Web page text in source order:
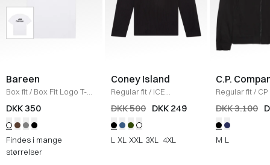
Bareen
Box fit/ Box Fit Logo T-
shirt /WHITE
DKK 350
Findes i mange
størrelser
Coney Island
Regular fit/ ICE
Sweatshirt
/BLACK
DKK 500 DKK 249
L XL XXL 3XL 4XL
C.P.
Regular fit/
Jakke
SORT
DKK 3.100
M L